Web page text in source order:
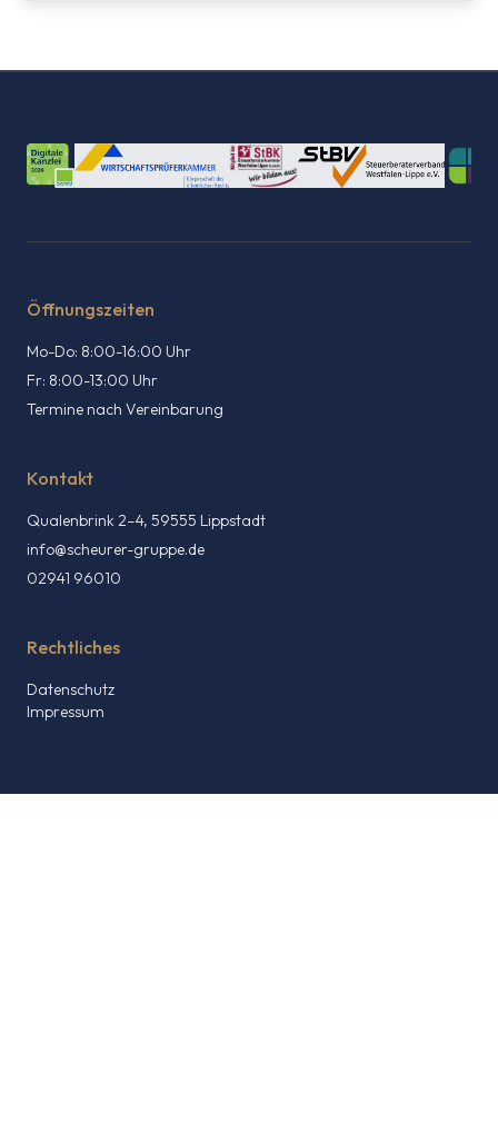
Öffnungszeiten
Mo-Do: 8:00-16:00 Uhr
Fr: 8:00-13:00 Uhr
Termine nach Vereinbarung
Kontakt
Qualenbrink 2–4, 59555 Lippstadt
info@scheurer-gruppe.de
02941 96010
Rechtliches
Datenschutz
Impressum